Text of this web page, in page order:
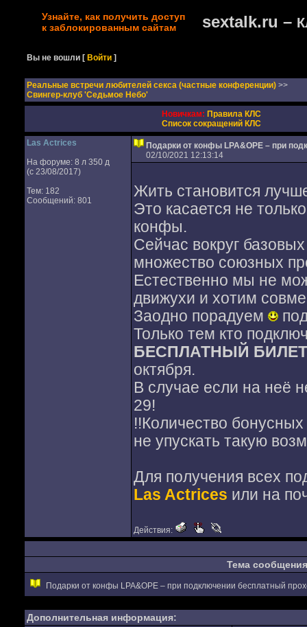
Узнайте, как получить доступ
к заблокированным сайтам
sextalk.ru –
Вы не вошли [Войти ]
Реальные встречи любителей секса (частные конференции) >>
Свингер-клуб 'Седьмое Небо'
Новичкам: Правила КЛС
Список сокращений КЛС
Las Actrices
На форуме: 8 л 350 д
(с 23/08/2017)
Тем: 182
Сообщений: 801
Подарки от конфы LPA&OPE – при
02/10/2021 12:13:14
Жить становится
Это касается не
конфы.
Сейчас вокруг
множество союзных
Естественно мы не
движухи и хотим
Заодно порадуем
Только тем кто
БЕСПЛАТНЫЙ
октября.
В случае если на неё
29!
!!Количество
не упускать такую
Для получения всех
Las Actrices или на
Действия:
Тема сообщения
Подарки от конфы LPA&OPE – при подключении бесплатный
Дополнительная информация: